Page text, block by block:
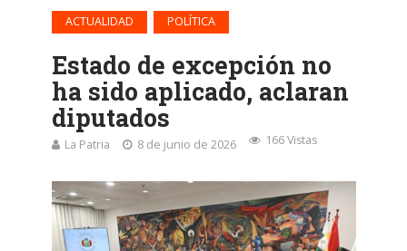
ACTUALIDAD POLÍTICA
Estado de excepción no
ha sido aplicado, aclaran
diputados
La Patria 8 de junio de 2026 166 Vistas